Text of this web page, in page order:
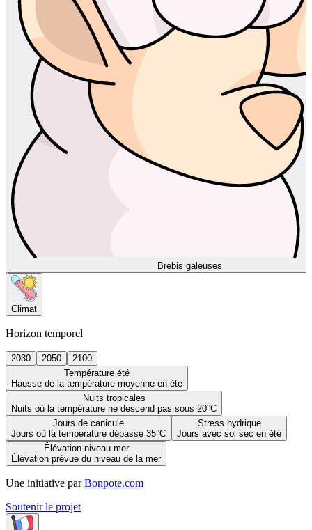
Brebis galeuses
Climat
Horizon temporel
2030 2050
2100
Température été
Hausse de la température moyenne en été
Nuits tropicales
Nuits où la température ne descend pas sous 20°C
Jours de canicule
Jours où la température dépasse 35°C
Stress hydrique
Jours avec sol sec en été
Élévation niveau mer
Élévation prévue du niveau de la mer
Une initiative par Bonpote.com
Soutenir le projet